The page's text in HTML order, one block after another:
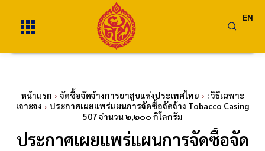
EN
หน้าแรก จัดซื้อจัดจ้างการยาสูบแห่งประเทศไทย
: วิธีเฉพาะ
เจาะจง
ประกาศเผยแพร่แผนการจัดซื้อจัดจ้าง Tobacco Casing
507 จำนวน ๒,๒๐๐ กิโลกรัม
ประกาศเผยแพร่แผนการจัดซื้อจัด